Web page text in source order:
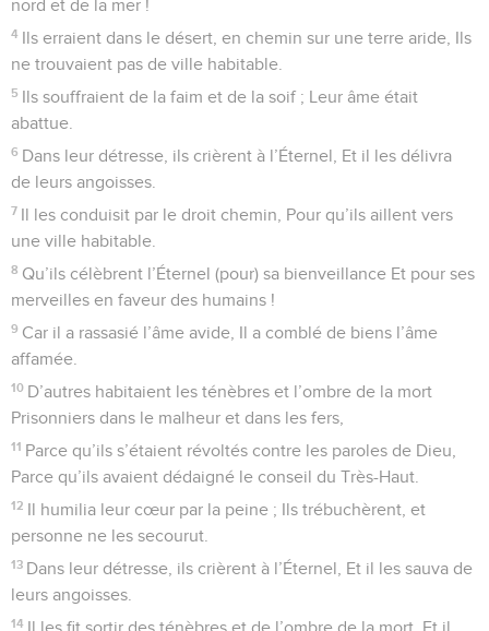
Psaumes 108
Seuls les Évangiles sont disponibles en vidéo pour le moment.
Un accusé fait appel à l'intervention de Dieu
Cantique. Psaume de David.
Mon cœur est affermi, ô Dieu ! Je chanterai, je
vérité jusqu’aux nues.
Afin que tes bien-aimés soient délivrés, Sauve par ta droite,